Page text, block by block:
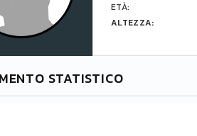
ETÀ:
ALTEZZA:
STATISTICO